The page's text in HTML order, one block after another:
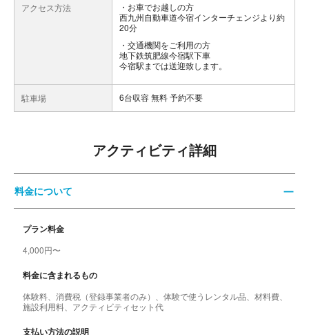
アクセス方法
お車でお越しの方
西九州自動車道今宿インターチェンジより約
20分
交通機関をご利用の方
地下鉄筑肥線今宿駅下車
今宿駅までは送迎致します。
駐車場 6台収容 無料 予約不要
アクティビティ詳細
料金について
プラン料金
4,000円〜
料金に含まれるもの
体験料、消費税（登録事業者のみ）、体験で使うレンタル品、材料費、
施設利用料、アクティビティセット代
支払い方法の説明